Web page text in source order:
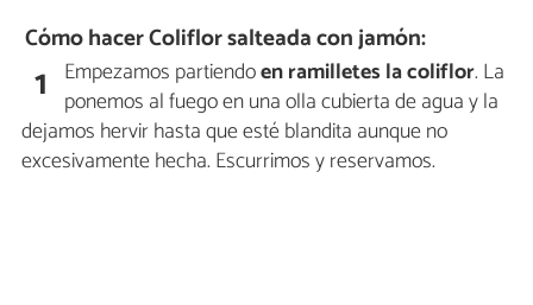
Cómo hacer Coliflor salteada con jamón:
1 Empezamos partiendoen ramilletes la coliflor. La
ponemos al fuego en una olla cubierta de agua y la
dejamos hervir hasta que esté blandita aunque no
excesivamente hecha. Escurrimos y reservamos.